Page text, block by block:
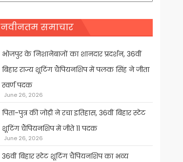
नवीनतम समाचार
भोजपुर के निशानेबाजों का शानदार प्रदर्शन, 36वीं
बिहार राज्य शूटिंग चैंपियनशिप में पलक सिंह ने जीता
स्वर्ण पदक
June 26, 2026
पिता-पुत्र की जोड़ी ने रचा इतिहास, 36वीं बिहार स्टेट
शूटिंग चैंपियनशिप में जीते 11 पदक
June 26, 2026
36वीं बिहार स्टेट शूटिंग चैंपियनशिप का भव्य